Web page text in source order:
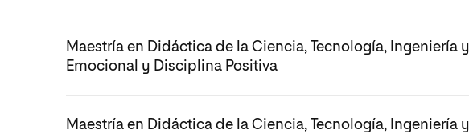
Maestría en Didáctica de la Ciencia, Tecnología, Ingeniería
Emocional y Disciplina Positiva
Maestría en Didáctica de la Ciencia, Tecnología, Ingeniería